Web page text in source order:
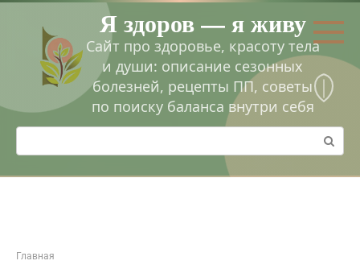
Перейти
контенту
Я здоров — я живу
Сайт про здоровье, красоту тела
и души: описание сезонных
болезней, рецепты ПП, советы
по поиску баланса внутри себя
Поиск:
Главная